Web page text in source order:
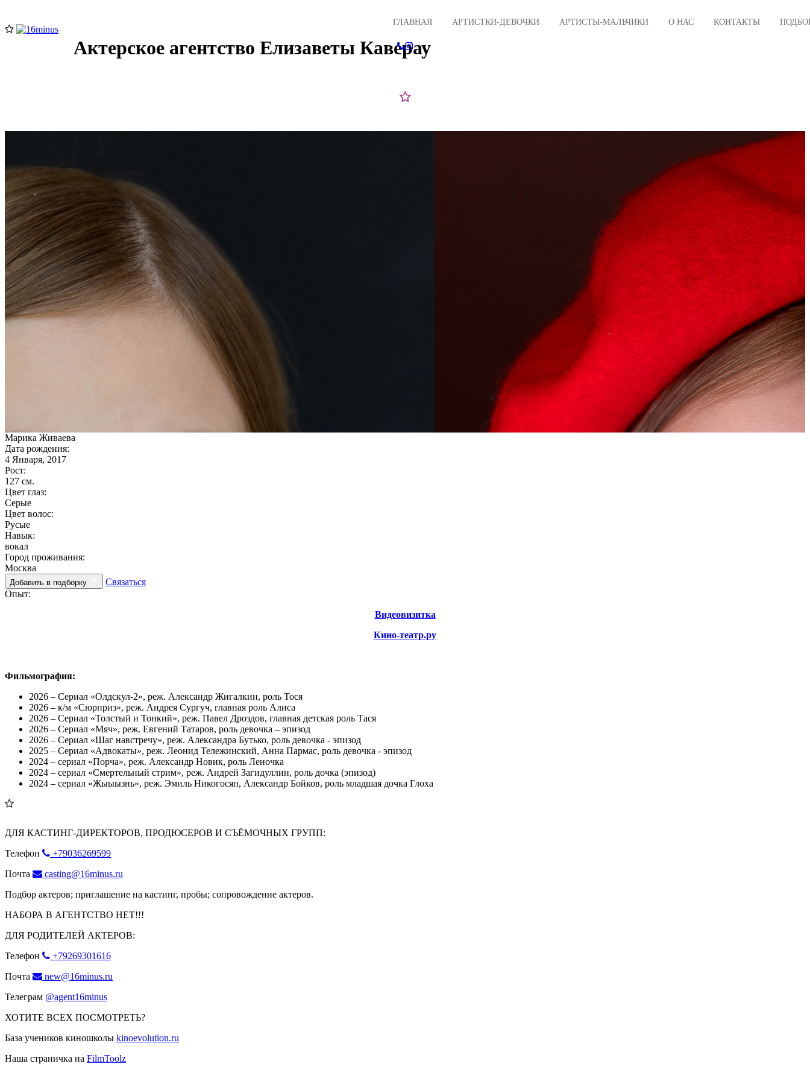
ГЛАВНАЯ АРТИСТКИ-ДЕВОЧКИ АРТИСТЫ-МАЛЬЧИКИ О НАС КОНТАКТЫ
Актерское агентство Елизаветы Каверау
Марика Живаева
Дата рождения:
4 Января, 2017
Рост:
127 cм.
Цвет глаз:
Серые
Цвет волос:
Русые
Навык:
вокал
Город проживания:
Москва
Добавить в подборку
Связаться
Опыт:
Видеовизитка
Кино-театр.ру
Фильмография:
2026 – Сериал «Олдскул-2», реж. Александр Жигалкин, роль Тося
2026 – к/м «Сюрприз», реж. Андрея Сургуч, главная роль Алиса
2026 – Сериал «Толстый и Тонкий», реж. Павел Дроздов, главная детская роль Тася
2026 – Сериал «Мяч», реж. Евгений Татаров, роль девочка – эпизод
2026 – Сериал «Шаг навстречу», реж. Александра Бутько, роль девочка - эпизод
2025 – Сериал «Адвокаты», реж. Леонид Тележинский, Анна Пармас, роль девочка - эпизод
2024 – сериал «Порча», реж. Александр Новик, роль Леночка
2024 – сериал «Смертельный стрим», реж. Андрей Загидуллин, роль дочка (эпизод)
2024 – сериал «Жыыызнь», реж. Эмиль Никогосян, Александр Бойков, роль младшая дочка Глоха
ДЛЯ КАСТИНГ-ДИРЕКТОРОВ, ПРОДЮСЕРОВ И СЪЁМОЧНЫХ ГРУПП:
Телефон
+79036269599
Почта
casting@16minus.ru
Подбор актеров; приглашение на кастинг, пробы; сопровождение актеров.
НАБОРА В АГЕНТСТВО НЕТ!!!
ДЛЯ РОДИТЕЛЕЙ АКТЕРОВ:
Телефон
+79269301616
Почта
new@16minus.ru
Телеграм @agent16minus
ХОТИТЕ ВСЕХ ПОСМОТРЕТЬ?
База учеников киношколы kinoevolution.ru
Наша страничка на FilmToolz